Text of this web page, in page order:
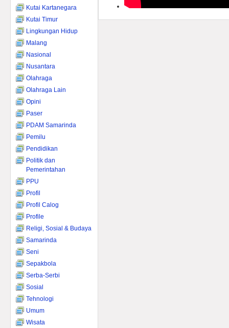
Kutai Kartanegara
Kutai Timur
Lingkungan Hidup
Malang
Nasional
Nusantara
Olahraga
Olahraga Lain
Opini
Paser
PDAM Samarinda
Pemilu
Pendidikan
Politik dan
Pemerintahan
PPU
Profil
Profil Calog
Profile
Religi, Sosial & Budaya
Samarinda
Seni
Sepakbola
Serba-Serbi
Sosial
Tehnologi
Umum
Wisata